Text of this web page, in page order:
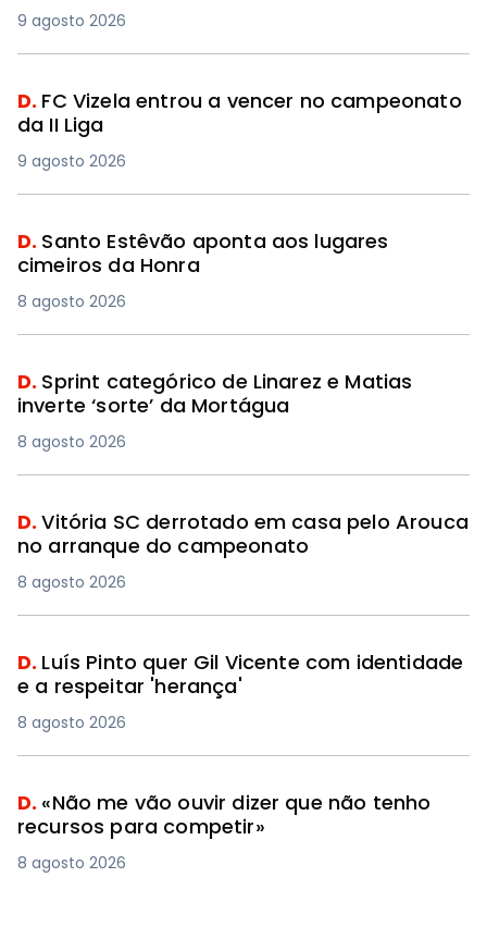
9 agosto 2026
D. FC Vizela entrou a vencer no campeonato
da II Liga
9 agosto 2026
D. Santo Estêvão aponta aos lugares
cimeiros da Honra
8 agosto 2026
D. Sprint categórico de Linarez e Matias
inverte ‘sorte’ da Mortágua
8 agosto 2026
D.Vitória SC derrotado em casa pelo Arouca
no arranque do campeonato
8 agosto 2026
D. Luís Pinto quer Gil Vicente com identidade
e a respeitar 'herança'
8 agosto 2026
D. «Não me vão ouvir dizer que não tenho
recursos para competir»
8 agosto 2026